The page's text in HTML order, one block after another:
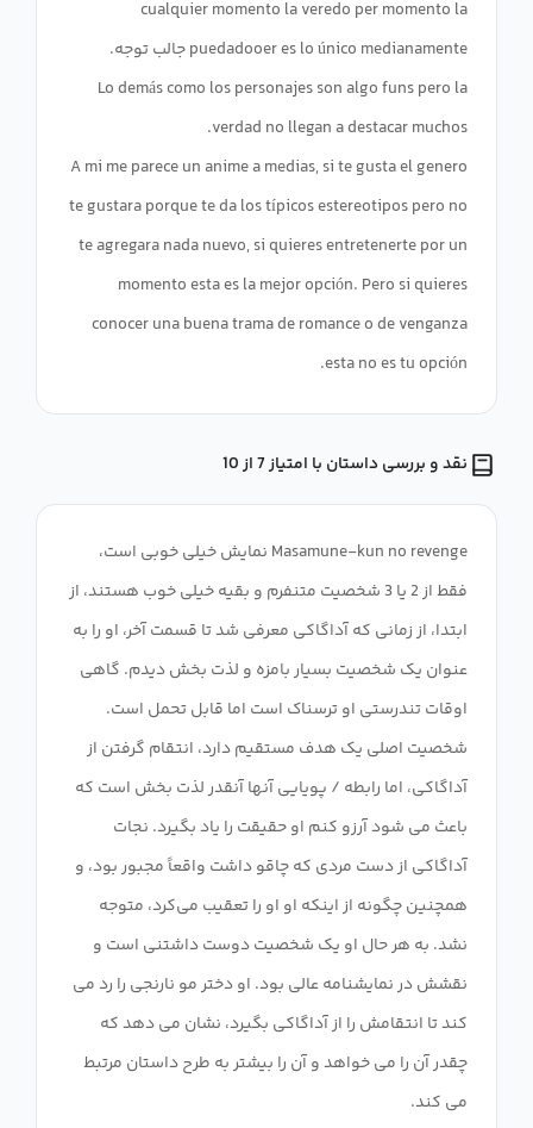
cualquier momento la veredo per momento la
Lo demás como los personajes son algo funs pero la
A mi me parece un anime a medias, si te gusta el genero
te gustara porque te da los típicos estereotipos pero no
te agregara nada nuevo, si quieres entretenerte por un
momento esta es la mejor opción. Pero si quieres
conocer una buena trama de romance o de venganza
esta no es tu opción.
نقد و بررسی داستان با امتیاز 7 از 10
Masamune-kun no revenge نمایش خیلی خوبی است،
فقط از 2 یا 3 شخصیت متنفرم و بقیه خیلی خوب هستند، از
ابتدا، از زمانی که آداگاکی معرفی شد تا قسمت آخر، او را به
عنوان یک شخصیت بسیار بامزه و لذت بخش دیدم. گاهی
اوقات تندرستی او ترسناک است اما قابل تحمل است.
شخصیت اصلی یک هدف مستقیم دارد، انتقام گرفتن از
آداگاکی، اما رابطه / پویایی آنها آنقدر لذت بخش است که
باعث می شود آرزو کنم او حقیقت را یاد بگیرد. نجات
آداگاکی از دست مردی که چاقو داشت واقعاً مجبور بود، و
همچنین چگونه از اینکه او او را تعقیب می‌کرد، متوجه
نشد. به هر حال او یک شخصیت دوست داشتنی است و
نقشش در نمایشنامه عالی بود. او دختر مو نارنجی را رد می
کند تا انتقامش را از آداگاکی بگیرد، نشان می دهد که
چقدر آن را می خواهد و آن را بیشتر به طرح داستان مرتبط